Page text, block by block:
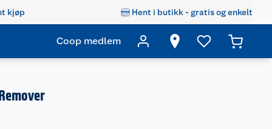
kjøp Hent i butikk - gratis og enkelt
Coop medlem